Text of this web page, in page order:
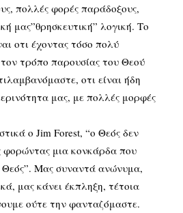
πολλές φορές παράδοξους,
μας”θρησκευτική” λογική. Το
οτι έχοντας τόσο πολύ
τρόπο παρουσίας του Θεού
οτι είναι ήδη
μας, με πολλές μορφές
ο Jim Forest, “ο Θεός δεν
φορώντας μια κονκάρδα που
Θεός”. Μας συναντά ανώνυμα,
μας κάνει έκπληξη, τέτοια
ούτε την φανταζόμαστε.